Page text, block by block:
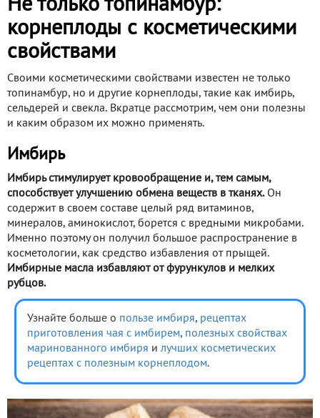
Не только топинамбур:
корнеплоды с косметическими
свойствами
Своими косметическими свойствами известен не только
топинамбур, но и другие корнеплоды, такие как имбирь,
сельдерей и свекла. Вкратце рассмотрим, чем они полезны
и каким образом их можно применять.
Имбирь
Имбирь стимулирует кровообращение и, тем самым,
способствует улучшению обмена веществ в тканях.Он
содержит в своем составе целый ряд витаминов,
минералов, аминокислот, борется с вредными микробами.
Именно поэтому он получил большое распространение в
косметологии, как средство избавления от прыщей.
Имбирные масла избавляют от фурункулов и мелких
рубцов.
Узнайте больше о пользе имбиря, рецептах
приготовления чая с имбирем, полезных свойствах
маринованного имбиря и лучших косметических
рецептах с полезным корнеплодом.